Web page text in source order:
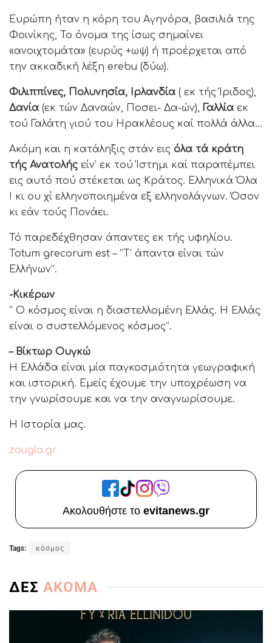
Ευρώπη ήταν η κόρη του Αγηνόρα, βασιλιά της
Φοινίκης, Το όνομα της ίσως σημαίνει
«ανοιχτομάτα» (ευρύς +ωψ) ή προέρχεται από
την ακκαδική λέξη erebu (δύω).
Φιλιππίνες, Πολυνησία, Ιρλανδία ( εκ τής Ίριδος),
Δανία (εκ τών Δαναών, Ποσει- Δα-ών), Γαλλία εκ
τού Γαλάτη γιού του Ηρακλέους καί πολλά άλλα…
Ακόμη και η κατάληξις στάν εις όλα τά κράτη
τής Ανατολής είν’ εκ τού Ίστημι καί παραπέμπει
εις αυτό πού στέκεται ως Κράτος. Ελληνικά Όλα
! κι ου χί ελληνοποιημένα εξ ελληνολάγνων. Όσον
κι εάν τούς Πονάει.
Τό παρεδέχθησαν άπαντες εκ τής υφηλίου.
Totum grecorum est – “Τ’ άπαντα είναι τών
Ελλήνων”.
-Κικέρων
” Ο κόσμος είναι η διαστελλομένη Ελλάς. Η Ελλάς
είναι ο συστελλόμενος κόσμος”.
– Βίκτωρ Ουγκώ
Η Ελλάδα είναι μία παγκοσμιότητα γεωγραφική
και ιστορική. Εμείς έχουμε την υποχρέωση να
την γνωρίσουμε και να την αναγνωρίσουμε.
Η Ιστορία μας.
zougla.gr
Ακολουθήστε το evitanews.gr
Tags: κόσμος
ΔΕΣ ΑΚΟΜΑ